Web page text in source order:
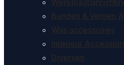
Banden & Velgen
Was accessoires
Interieur
Diversen